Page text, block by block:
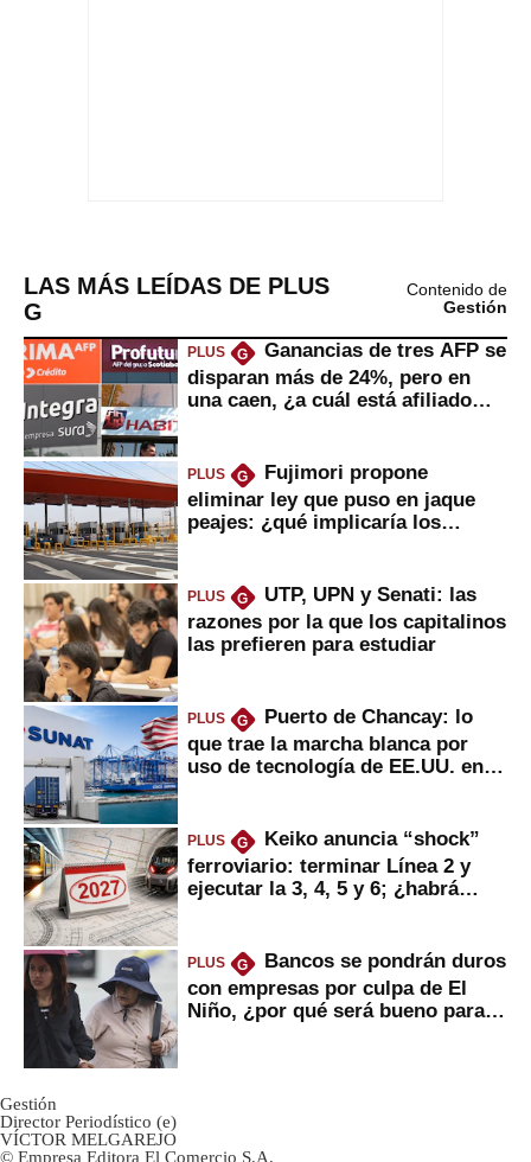
LAS MÁS LEÍDAS DE PLUS
G
Contenido de
Gestión
PLUS G
Ganancias de tres AFP se
disparan más de 24%, pero en
una caen, ¿a cuál está afiliado
PLUS G
Fujimori propone
eliminar ley que puso en jaque
peajes: ¿qué implicaría los
PLUS G
UTP, UPN y Senati: las
razones por la que los capitalinos
las prefieren para estudiar
PLUS G
Puerto de Chancay: lo
que trae la marcha blanca por
uso de tecnología de EE.UU. en
PLUS G
Keiko anuncia “shock”
ferroviario: terminar Línea 2 y
ejecutar la 3, 4, 5 y 6; ¿habrá
PLUS G
Bancos se pondrán duros
con empresas por culpa de El
Niño, ¿por qué será bueno para
Gestión
Director Periodístico (e)
VÍCTOR MELGAREJO
© Empresa Editora El Comercio S.A.